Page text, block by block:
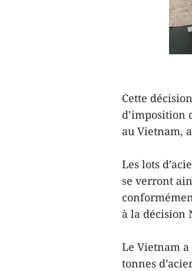
Cette
d’imposition
au Vietnam,
Les lots
se verront
à la décision
Le Vietnam
tonnes